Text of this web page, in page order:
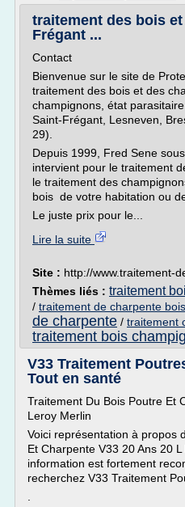
traitement des bois
Frégant ...
Contact
Bienvenue sur le site de
traitement des bois et des
champignons, état
Saint-Frégant, Lesneven,
29).
Depuis 1999, Fred Sene
intervient pour le traitement
le traitement des
bois de votre habitation ou
Le juste prix pour le...
Lire la suite
Site : http://www.traitement-
Thèmes liés : traitement
/ traitement de charpente
de charpente / traitement
traitement bois
V33 Traitement
Tout en santé
Traitement Du Bois Poutre Et
Leroy Merlin
Voici représentation à propos
Et Charpente V33 20 Ans 20
information est fortement
recherchez V33 Traitement